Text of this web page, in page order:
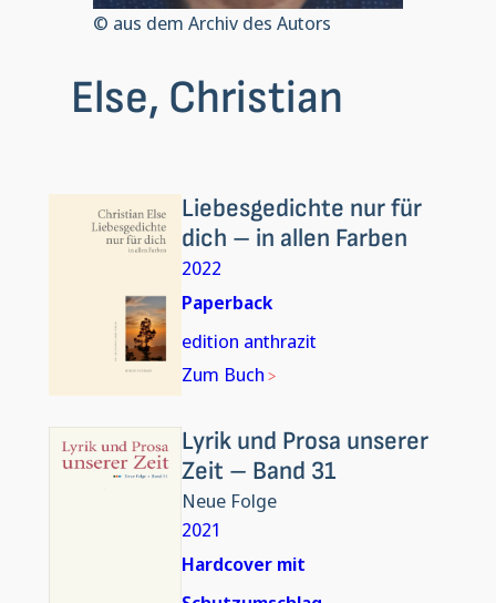
© aus dem Archiv des Autors
Else, Christian
Liebesgedichte nur für
dich – in allen Farben
2022
Paperback
edition anthrazit
Zum Buch
Lyrik und Prosa unserer
Zeit – Band 31
Neue Folge
2021
Hardcover mit